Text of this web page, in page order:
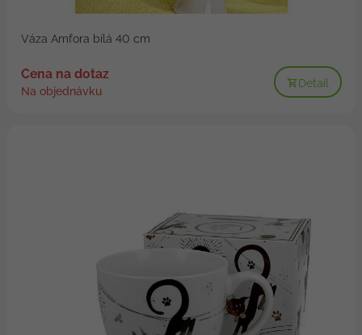
Váza Amfora bílá 40 cm
Cena na dotaz
Na objednávku
Detail